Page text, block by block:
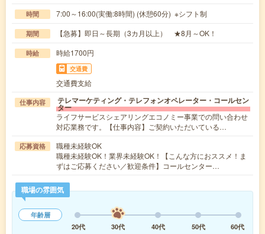
時間 7:00～16:00(実働:8時間) (休憩60分) ※シフト制
期間 【急募】即日～長期（3カ月以上） ★8月～OK！
時給 時給1700円
交通費
交通費支給
仕事内容 テレマーケティング・テレフォンオペレーター・コールセン
ター
ライフサービスシェアリングエコノミー事業での問い合わせ
対応業務です。【仕事内容】ご契約いただいている…
応募資格
職種未経験OK
職種未経験OK！業界未経験OK！【こんな方におススメ！ま
ずはご応募ください／歓迎条件】コールセンター…
職場の雰囲気
年齢層
20代
30代 40代 50代 60代